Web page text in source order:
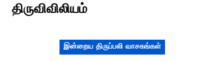
திருவிவிலியம்
இன்றைய திருப்பலி வாசகங்கள்